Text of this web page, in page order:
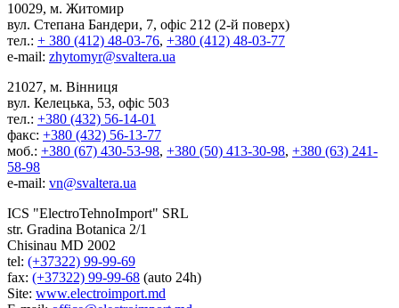
10029, м. Житомир
вул. Степана Бандери, 7, офіс 212 (2-й поверх)
тел.: + 380 (412) 48-03-76, +380 (412) 48-03-77
e-mail: zhytomyr@svaltera.ua
21027, м. Вінниця
вул. Келецька, 53, офіс 503
тел.: +380 (432) 56-14-01
факс: +380 (432) 56-13-77
моб.: +380 (67) 430-53-98, +380 (50) 413-30-98, +380 (63) 241-
58-98
e-mail: vn@svaltera.ua
ICS "ElectroTehnoImport" SRL
str. Gradina Botanica 2/1
Chisinau MD 2002
tel: (+37322) 99-99-69
fax: (+37322) 99-99-68 (auto 24h)
Site: www.electroimport.md